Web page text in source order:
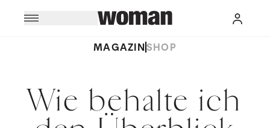
MAGAZINSHOP
Wie behalte ich